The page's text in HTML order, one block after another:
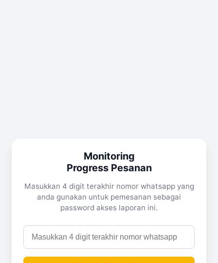
Monitoring
Progress Pesanan
Masukkan 4 digit terakhir nomor whatsapp yang
anda gunakan untuk pemesanan sebagai
password akses laporan ini.